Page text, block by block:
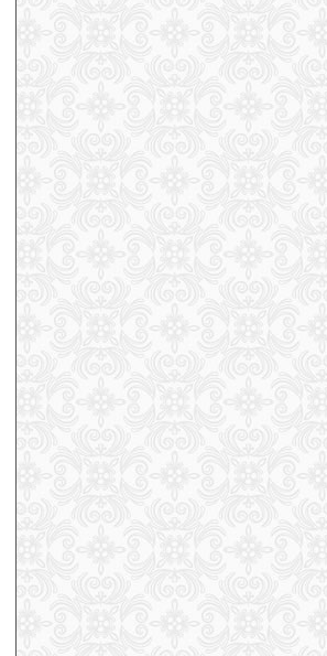
Три гиганта определяют рынок
горнолыжного снаряжения
Два альпиниста погибли в
«кулуаре смерти» на Монблане
)
Юлия Шайб пройдет специальную
скоростную подготовку
2026-07-24
Макс Франц: возвращение зависит от
одной вещи
2026-07-24